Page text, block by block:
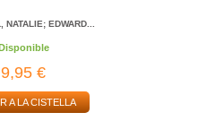
NATALIE; EDWARD...
9,95 €
A LA CISTELLA